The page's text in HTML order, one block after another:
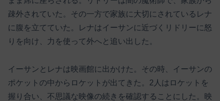
疎外されていた。その一方で家族に大切にされているレナ
に腹を立てていた。レナはイーサンに近づくリドリーに怒
りを向け、力を使って外へと追い出した。
イーサンとレナは映画館に出かけた。その時、イーサンの
ポケットの中からロケットが出てきた。2人はロケットを
握り合い、不思議な映像の続きを確認することにした。映